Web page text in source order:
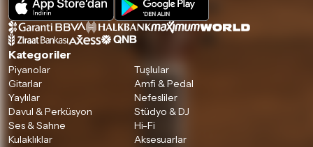
Kategoriler
Piyanolar
Tuşlular
Gitarlar
Amfi & Pedal
Yaylılar
Nefesliler
Davul & Perküsyon
Stüdyo & DJ
Ses & Sahne
Hi-Fi
Kulaklıklar
Aksesuarlar